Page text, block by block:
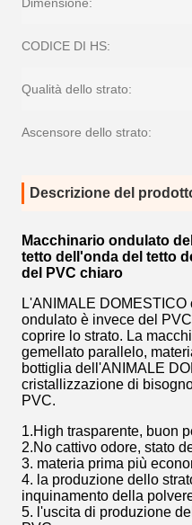
CODICE DI HS:
Qualità dello strato:
Ascensore dello strato:
Descrizione del
Macchinario ondulato
tetto dell'onda del tetto
del PVC chiaro
L'ANIMALE
ondulato è invece del
coprire lo strato. La
gemellato parallelo,
bottiglia dell'ANIMALE
cristallizzazione di
PVC.
1.High trasparente, buon
2.No cattivo odore, stato
3. materia prima più
4. la produzione dello
inquinamento della
5. l'uscita di produzione